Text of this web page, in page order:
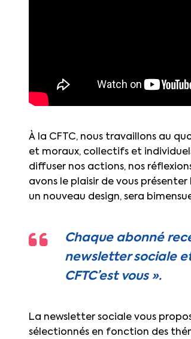
À la CFTC, nous travaillons au
et moraux, collectifs et
diffuser nos actions, nos
avons le plaisir de vous
un nouveau design, sera
Chaque abonné
newsletter sociale
CFTC’est vous ».
La newsletter sociale vous
sélectionnés en fonction des